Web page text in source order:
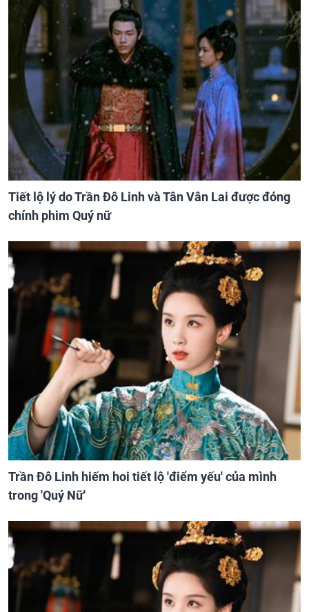
Tiết lộ lý do Trần Đô Linh và Tân Vân Lai được đóng
chính phim Quý nữ
Trần Đô Linh hiếm hoi tiết lộ 'điểm yếu' của mình
trong 'Quý Nữ'